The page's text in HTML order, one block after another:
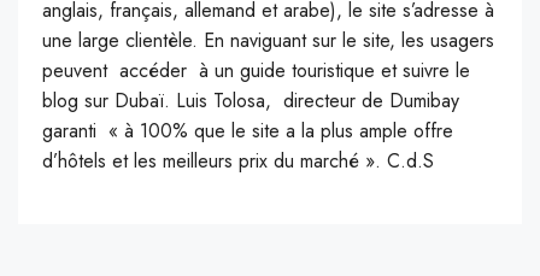
anglais, français, allemand et arabe), le site s’adresse à
une large clientèle. En naviguant sur le site, les usagers
peuvent accéder à un guide touristique et suivre le
blog sur Dubaï. Luis Tolosa, directeur de Dumibay
garanti « à 100% que le site a la plus ample offre
d’hôtels et les meilleurs prix du marché ». C.d.S